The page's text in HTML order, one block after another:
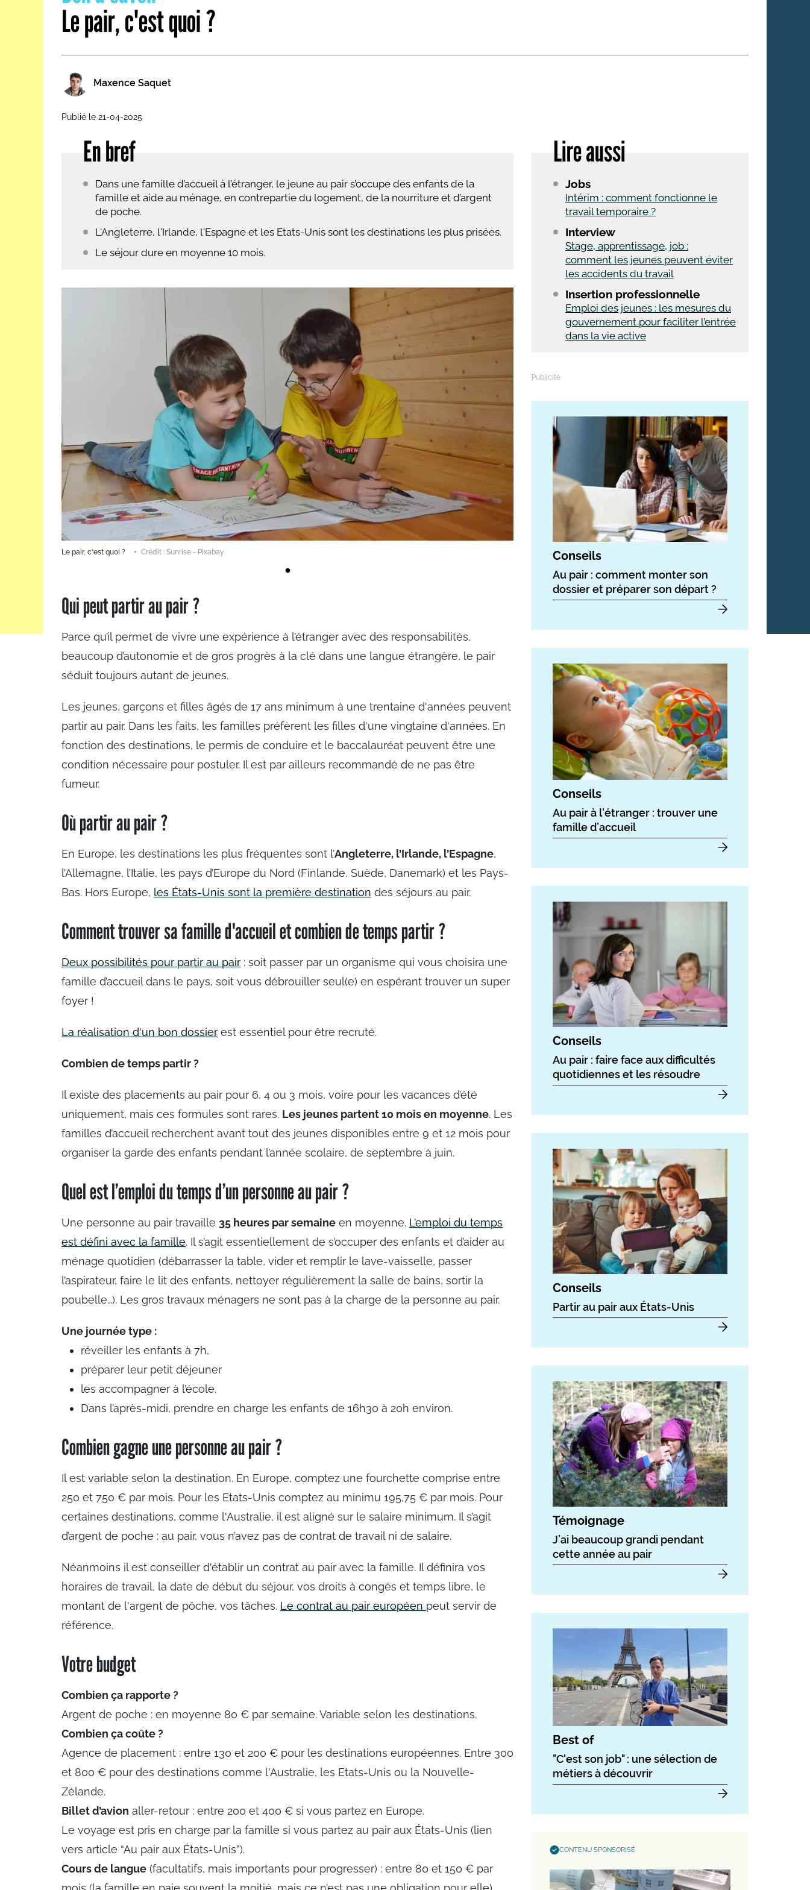
Les métiers par ordre alphabétique
Avec nos focus métiers
Le pair, c'est quoi ?
Maxence Saquet
Publié le 21-04-2025
En bref
Dans une famille d’accueil à l’étranger, le jeune au pair s’occupe des enfants de la
famille et aide au ménage, en contrepartie du logement, de la nourriture et d’argent
de poche.
L'Angleterre, l'Irlande, l'Espagne et les Etats-Unis sont les destinations les plus prisées.
Le séjour dure en moyenne 10 mois.
Le pair, c'est quoi ? Crédit : Sunrise - Pixabay
Qui peut partir au pair ?
Parce qu’il permet de vivre une expérience à l’étranger avec des responsabilités,
beaucoup d’autonomie et de gros progrès à la clé dans une langue étrangère, le pair
séduit toujours autant de jeunes.
Les jeunes, garçons et filles âgés de 17 ans minimum à une trentaine d'années peuvent
partir au pair. Dans les faits, les familles préfèrent les filles d'une vingtaine d'années. En
fonction des destinations, le permis de conduire et le baccalauréat peuvent être une
condition nécessaire pour postuler. Il est par ailleurs recommandé de ne pas être
fumeur.
Où partir au pair ?
En Europe, les destinations les plus fréquentes sont l’Angleterre, l’Irlande, l’Espagne,
l’Allemagne, l’Italie, les pays d’Europe du Nord (Finlande, Suède, Danemark) et les Pays-
Bas. Hors Europe, les États-Unis sont la première destination des séjours au pair.
Comment trouver sa famille d'accueil et combien de temps partir ?
Deux possibilités pour partir au pair : soit passer par un organisme qui vous choisira une
famille d’accueil dans le pays, soit vous débrouiller seul(e) en espérant trouver un super
foyer !
La réalisation d'un bon dossier est essentiel pour être recruté.
Combien de temps partir ?
Il existe des placements au pair pour 6, 4 ou 3 mois, voire pour les vacances d’été
uniquement, mais ces formules sont rares. Les jeunes partent 10 mois en moyenne. Les
familles d’accueil recherchent avant tout des jeunes disponibles entre 9 et 12 mois pour
organiser la garde des enfants pendant l’année scolaire, de septembre à juin.
Quel est l’emploi du temps d’un personne au pair ?
Une personne au pair travaille 35 heures par semaine en moyenne. L’emploi du temps
est défini avec la famille. Il s’agit essentiellement de s’occuper des enfants et d’aider au
ménage quotidien (débarrasser la table, vider et remplir le lave-vaisselle, passer
l’aspirateur, faire le lit des enfants, nettoyer régulièrement la salle de bains, sortir la
poubelle…). Les gros travaux ménagers ne sont pas à la charge de la personne au pair.
Une journée type :
réveiller les enfants à 7h,
préparer leur petit déjeuner
les accompagner à l’école.
Dans l’après-midi, prendre en charge les enfants de 16h30 à 20h environ.
Combien gagne une personne au pair ?
Il est variable selon la destination. En Europe, comptez une fourchette comprise entre
250 et 750 € par mois. Pour les Etats-Unis comptez au minimu 195,75 € par mois. Pour
certaines destinations, comme l'Australie, il est aligné sur le salaire minimum. Il s’agit
d’argent de poche : au pair, vous n’avez pas de contrat de travail ni de salaire.
Néanmoins il est conseiller d'établir un contrat au pair avec la famille. Il définira vos
horaires de travail, la date de début du séjour, vos droits à congés et temps libre, le
montant de l'argent de pôche, vos tâches. Le contrat au pair européenpeut servir de
référence.
Votre budget
Combien ça rapporte ?
Argent de poche : en moyenne 80 € par semaine. Variable selon les destinations.
Combien ça coûte ?
Agence de placement : entre 130 et 200 € pour les destinations européennes. Entre 300
et 800 € pour des destinations comme l'Australie, les Etats-Unis ou la Nouvelle-
Zélande.
Billet d’avion aller-retour : entre 200 et 400 € si vous partez en Europe.
Le voyage est pris en charge par la famille si vous partez au pair aux États-Unis (lien
vers article “Au pair aux États-Unis”).
Cours de langue (facultatifs, mais importants pour progresser) : entre 80 et 150 € par
Lire aussi
Jobs
Intérim : comment fonctionne le
travail temporaire ?
Interview
Stage, apprentissage, job :
comment les jeunes peuvent éviter
les accidents du travail
Insertion professionnelle
Emploi des jeunes : les mesures du
gouvernement pour faciliter l’entrée
dans la vie active
Conseils
Au pair : comment monter son
dossier et préparer son départ ?
Conseils
Au pair à l'étranger : trouver une
famille d’accueil
Conseils
Au pair : faire face aux difficultés
quotidiennes et les résoudre
Conseils
Partir au pair aux États-Unis
Témoignage
J’ai beaucoup grandi pendant
cette année au pair
Best of
"C'est son job" : une sélection de
métiers à découvrir
CONTENU SPONSORISÉ